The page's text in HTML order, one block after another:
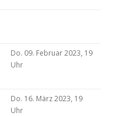
Do. 09. Februar 2023, 19
Uhr
Do. 16. März 2023, 19
Uhr